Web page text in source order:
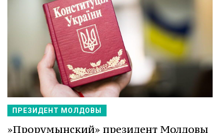
ПРЕЗИДЕНТ МОЛДОВЫ
»Прорумынский» президент Молдовы